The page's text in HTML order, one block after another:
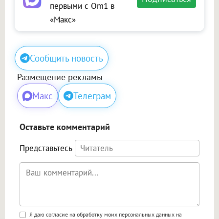
первыми с Om1 в
«Макс»
Сообщить новость
Размещение рекламы
Макс Телеграм
Оставьте комментарий
Представьтесь
Поддержка HTML
Я даю согласие на обработку моих персональных данных на